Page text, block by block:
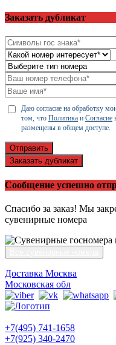
Заказать дубликат
Даю согласие на обработку
том, что Политика и Согласие
размещены в общем доступе.
Отправить
Заказать дубликат
Сообщение успешно
Спасибо за заказ! Мы
сувенирные номера
Доставка Москва
Московская обл
+7(495) 741-1658
+7(925) 340-2470